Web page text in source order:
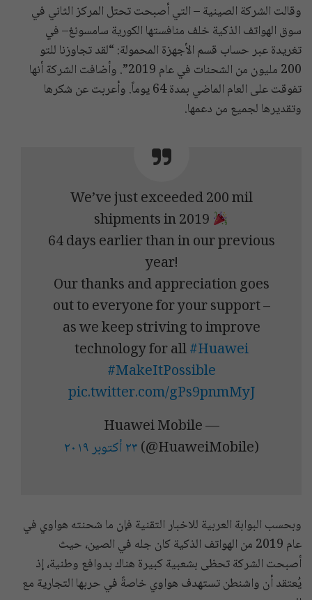
وقالت الشركة الصينية – التي أصبحت تحتل المركز الثاني في
سوق الهواتف الذكية خلف منافستها الكورية سامسونغ– في
تغريدة عبر حساب قسم الأجهزة المحمولة: “لقد تجاوزنا للتو
200 مليون من الشحنات في عام 2019”. وأضافت الشركة أنها
تفوقت على العام الماضي بمدة 64 يوماً. وأعربت عن شكرها
وتقديرها لجميع من دعمها.
We’ve just exceeded 200 mil
shipments in 2019
64 days earlier than in our previous
year!
Our thanks and appreciation goes
out to everyone for your support –
as we keep striving to improve
technology for all#Huawei
#MakeItPossible
pic.twitter.com/gPs9pnmMyJ
— Huawei Mobile
(@HuaweiMobile)٢٣ أكتوبر ٢٠١٩
وبحسب البوابة العربية للاخبار التقنية فإن ما شحنته هواوي في
عام 2019 من الهواتف الذكية كان جله في الصين، حيث
أصبحت الشركة تحظى بشعبية كبيرة هناك بدوافع وطنية، إذ
يُعتقد أن واشنطن تستهدف هواوي خاصةً في حربها التجارية مع